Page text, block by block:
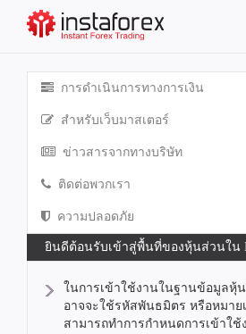
การดำเนินการทางการเงิน
สำหรับเว็บมาสเตอร์
ข่าวสารจากทางบริษัท
ติดต่อพวกเรา
ความปลอดภัย
ยินดีต้อนรับเข้าสู่พื้นที่ของหุ้นส่วนใน
ในการเข้าใช้งานในฐานข้อมูล
อาจจะใช้รหัสพันธมิตร หรือหมา
สามารถทำการกำหนดการเข้าใ